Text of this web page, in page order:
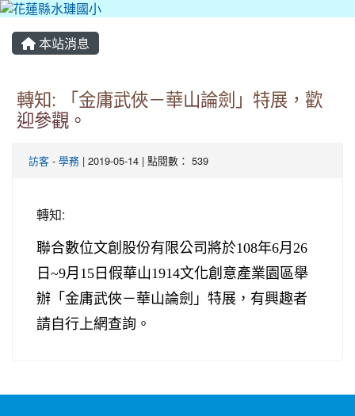
本站消息
轉知: 「金庸武俠－華山論劍」特展，歡
迎參觀。
訪客 - 學務 | 2019-05-14 | 點閱數： 539
轉知:
聯合數位文創股份有限公司將於108年6月26
日~9月15日假華山1914文化創意產業園區舉
辦「金庸武俠－華山論劍」特展，有興趣者
請自行上網查詢。